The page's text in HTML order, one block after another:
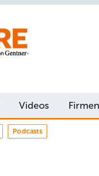
Videos Firmen
Podcasts